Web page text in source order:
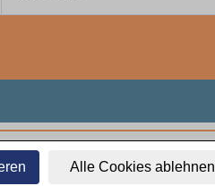
Alle Cookies ablehnen
Quereinsteiger